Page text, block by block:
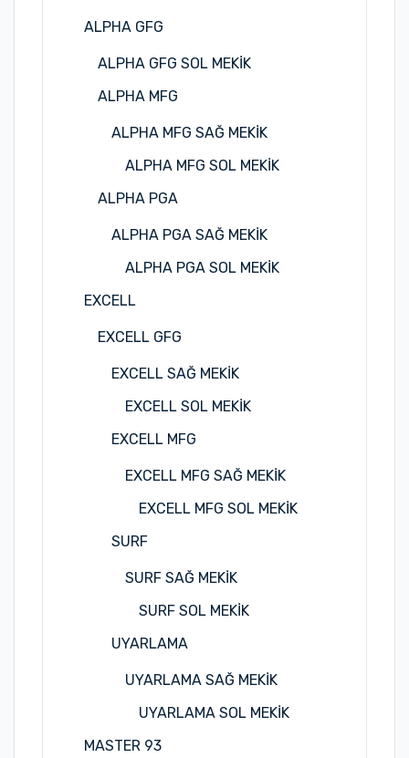
ALPHA GFG
ALPHA GFG SOL MEKİK
ALPHA MFG
ALPHA MFG SAĞ MEKİK
ALPHA MFG SOL MEKİK
ALPHA PGA
ALPHA PGA SAĞ MEKİK
ALPHA PGA SOL MEKİK
EXCELL
EXCELL GFG
EXCELL SAĞ MEKİK
EXCELL SOL MEKİK
EXCELL MFG
EXCELL MFG SAĞ MEKİK
EXCELL MFG SOL MEKİK
SURF
SURF SAĞ MEKİK
SURF SOL MEKİK
UYARLAMA
UYARLAMA SAĞ MEKİK
UYARLAMA SOL MEKİK
MASTER 93